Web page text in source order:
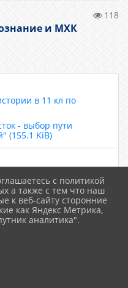
118
и МХК
в 11 кл по
- выбор пути
(155.1 KiB)
по краеведению
Отечественной
в 19 век» (2.7 MiB)
с политикой
а также с тем что наш
к веб-сайту сторонние
как Яндекс Метрика,
аналитика".